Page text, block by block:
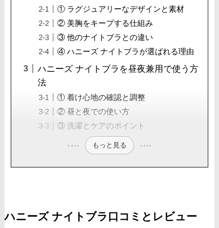
① ラグジュアリーなデザインと素材
② 美胸をキープする仕組み
③ 他のナイトブラとの違い
④ ハニーズ ナイトブラが選ばれる理由
ハニーズ ナイトブラを昼夜兼用で使う方
法
① 着け心地の確認と調整
② 昼と夜での使い方
③ 洗濯とケアのポイント
もっと見る
ハニーズ ナイトブラ口コミとレビュー